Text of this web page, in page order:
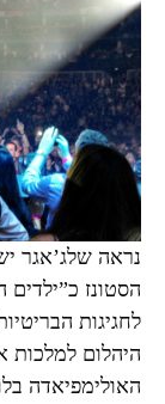
נראה שלג’אגר
הסטונז
לחגיגות
היהלום למלכות